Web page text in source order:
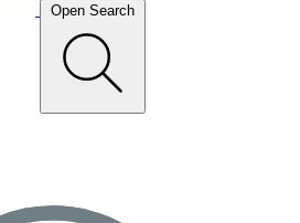
Open Search